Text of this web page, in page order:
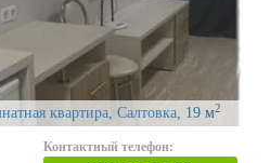
квартира, Салтовка , 19 м2
Контактный телефон: